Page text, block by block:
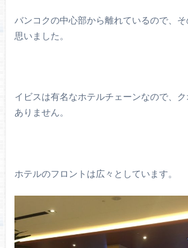
バンコクの中心部から離れているので、
思いました。
イビスは有名なホテルチェーンなので、
ありません。
ホテルのフロントは広々としています。